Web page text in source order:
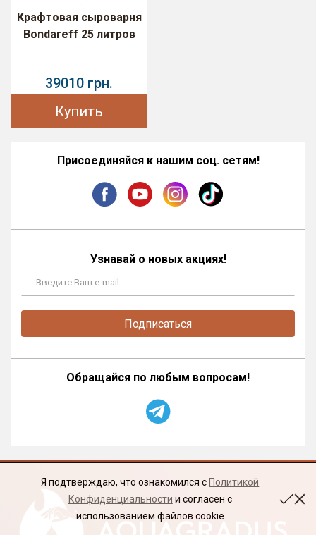
Крафтовая сыроварня
Bondareff 25 литров
39010 грн.
Купить
Присоединяйся к нашим соц. сетям!
Узнавай о новых акциях!
Подписаться
Обращайся по любым вопросам!
Я подтверждаю, что ознакомился с Политикой
Конфиденциальности и согласен с
использованием файлов cookie